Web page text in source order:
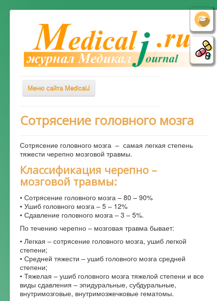
Меню сайта MedicalJ
Весь Медикал
Симптомы
Заболевания
Диагностика
Лечение
Советы врача
Альтернативная медицина
Форум
Сотрясение головного мозга
Сотрясение головного мозга – самая легкая степень
тяжести черепно мозговой травмы.
Классификация черепно –
мозговой травмы:
• Сотрясение головного мозга – 80 – 90%
• Ушиб головного мозга – 5 – 12%
• Сдавление головного мозга – 3 – 5%.
По течению черепно – мозговая травма бывает:
• Легкая – сотрясение головного мозга, ушиб легкой
степени;
• Средней тяжести – ушиб головного мозга средней
степени;
• Тяжелая – ушиб головного мозга тяжелой степени и все
виды сдавления – эпидуральные, субдуральные,
внутримозговые, внутримозжечковые гематомы.